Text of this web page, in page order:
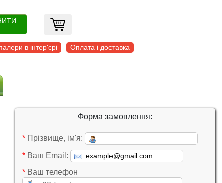
в інтер'єрі
Оплата і доставка
Форма замовлення:
* Прізвище, ім'я:
* Ваш Email:
* Ваш телефон